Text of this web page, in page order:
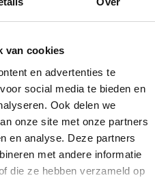
van cookies
en advertenties te
social media te bieden en
Ook delen we
onze site met onze partners
en analyse. Deze partners
met andere informatie
die ze hebben verzameld op
Met Ankers – Blue